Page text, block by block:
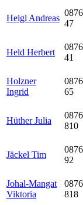
Heigl Andreas
47
Held Herbert
41
Holzner
Ingrid
65
Hüther Julia
810
Jäckel Tim
92
Johal-Mangat
Viktoria
818